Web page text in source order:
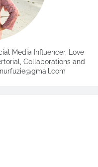
Media Influencer, Love
Collaborations and